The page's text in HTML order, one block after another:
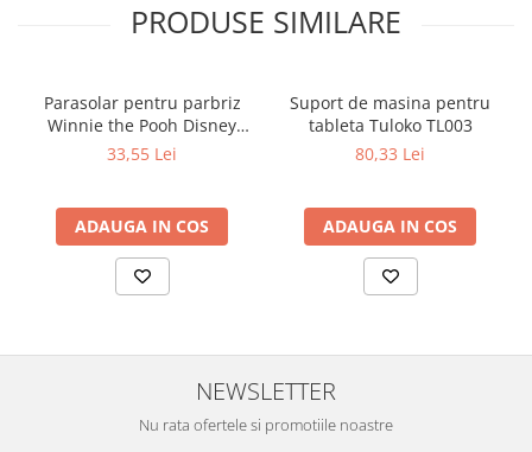
PRODUSE SIMILARE
Parasolar pentru parbriz
Winnie the Pooh Disney
Eurasia 26022
33,55 Lei
ADAUGA IN COS
Suport de masina pentru
tableta Tuloko TL003
80,33 Lei
ADAUGA IN COS
NEWSLETTER
Nu rata ofertele si promotiile noastre